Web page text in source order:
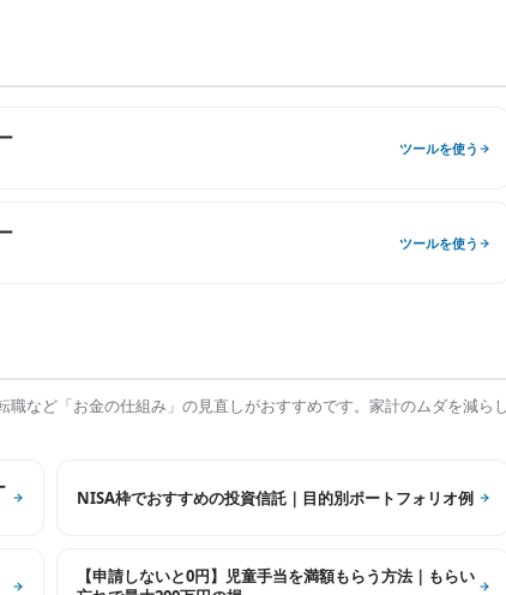
ツールを使う
ツールを使う
など「お金の仕組み」の見直しがおすすめです。家計のムダを減ら
NISA枠でおすすめの投資信託｜目的別ポートフォリオ例
【申請しないと0円】児童手当を満額もらう方法｜もらい